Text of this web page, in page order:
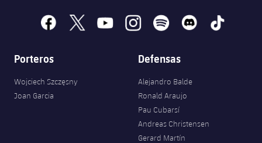
facebook
x youtubeinstagramspotify discord tiktok
Porteros
Wojciech Szczęsny
Joan Garcia
Defensas
Alejandro Balde
Ronald Araujo
Pau Cubarsí
Andreas Christensen
Gerard Martín